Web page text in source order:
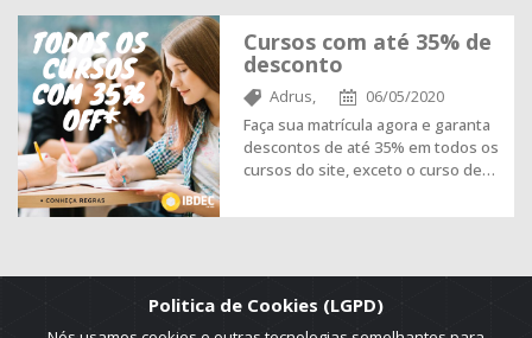
Cursos com até 35% de
desconto
Adrus,
06/05/2020
Faça sua matrícula agora e garanta
descontos de até 35% em todos os
cursos do site, exceto o curso de…
Politica de Cookies (LGPD)